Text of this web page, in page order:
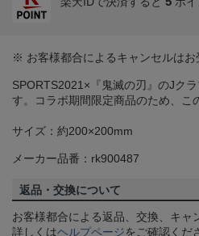
※ お客様都合によるキャンセルはお
SPORTS2021×『鬼滅の刃』のJク
す。コラボ期間限定商品のため、こ
サイズ：約200×200mm
メーカー品番：rk900487
返品・交換について
お客様都合による返品、交換、キャ
詳しくはヘルプページをご確認くだ